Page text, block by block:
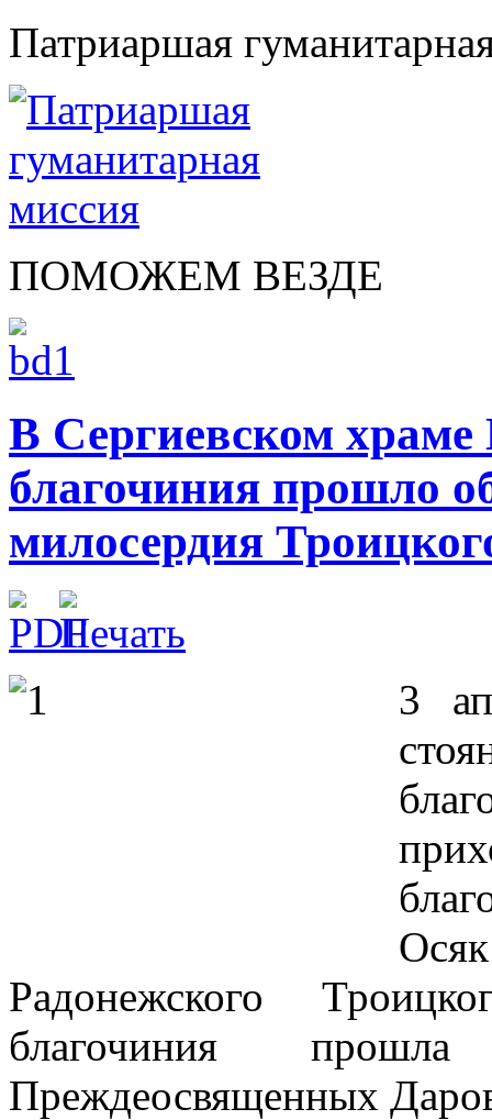
Патриаршая
ПОМОЖЕМ ВЕЗДЕ
В Сергиевском
благочиния прошло
милосердия
3
Радонежского
благочиния
Преждеосвященных